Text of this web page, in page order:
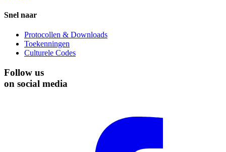
Snel naar
Protocollen & Downloads
Toekenningen
Culturele Codes
Follow us
on social media